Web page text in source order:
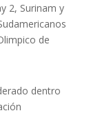
2, Surinam y
de
dentro